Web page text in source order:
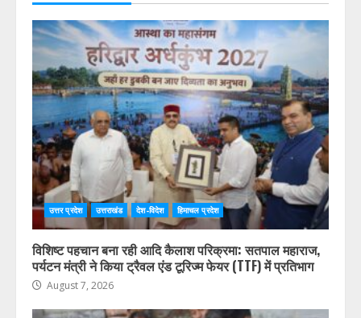
उत्तर प्रदेश उत्तराखंड देश-विदेश हिमाचल प्रदेश
विशिष्ट पहचान बना रही आदि कैलाश परिक्रमा: सतपाल महाराज,
पर्यटन मंत्री ने किया ट्रैवल एंड टूरिज्म फेयर (TTF) में प्रतिभाग
August 7, 2026